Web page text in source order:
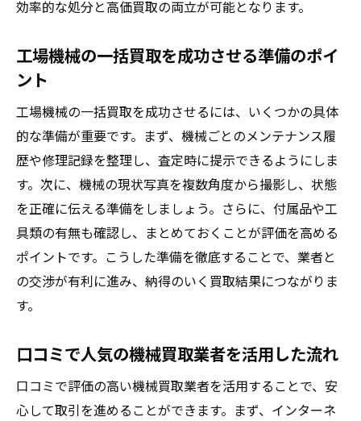
効率的な処分と高価買取の両立が可能となります。
工場機械の一括買取を成功させる準備のポイ
ント
工場機械の一括買取を成功させるには、いくつかの具体
的な準備が重要です。まず、機械ごとのメンテナンス履
歴や修理記録を整理し、査定時に提示できるようにしま
す。次に、機械の現状写真を複数角度から撮影し、状態
を正確に伝える準備をしましょう。さらに、付属品や工
具類の有無も確認し、まとめておくことが評価を高める
ポイントです。こうした準備を徹底することで、業者と
の交渉が有利に進み、納得のいく買取結果につながりま
す。
口コミで人気の機械買取業者を活用した流れ
口コミで評価の高い機械買取業者を活用することで、安
心して取引を進めることができます。まず、インターネ